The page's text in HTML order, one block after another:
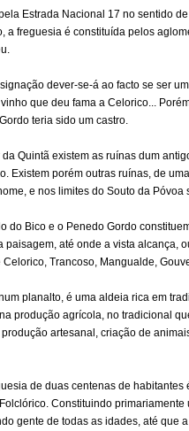
Estrada Nacional 17 no sentido
a freguesia é constituída pelos
dever-se-á ao facto se ser
que deu fama a Celorico...
teria sido um castro.
da Quintã existem as ruínas dum
Existem porém outras ruínas, de
e nos limites do Souto da Póvoa
do Bico e o Penedo Gordo
paisagem, até onde a vista alcança,
Celorico, Trancoso, Mangualde,
planalto, é uma aldeia rica em
produção agrícola, no tradicional
artesanal, criação de
de duas centenas de
Constituindo
gente de todas as idades, até que